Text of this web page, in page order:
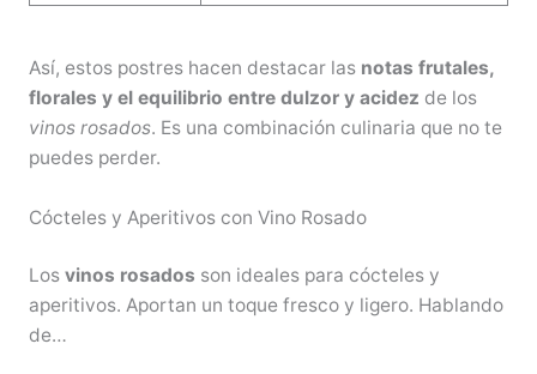
Así, estos postres hacen destacar las notas frutales,
florales y el equilibrio entre dulzor y acidez de los
vinos rosados. Es una combinación culinaria que no te
puedes perder.
Cócteles y Aperitivos con Vino Rosado
Los vinos rosados son ideales para cócteles y
aperitivos. Aportan un toque fresco y ligero. Hablando
de…